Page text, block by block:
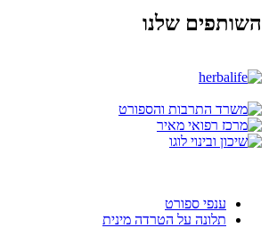
השותפים שלנו
ענפי ספורט
תלונה על הטרדה מינית